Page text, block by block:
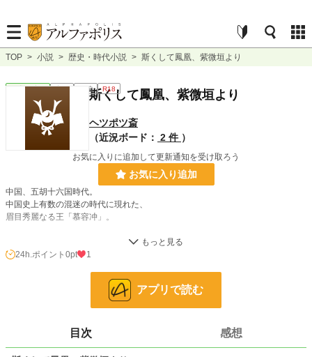
TOP > 小説 > 歴史・時代小説 > 斯くして鳳凰、紫微垣より
歴史・時代 完結 短編 R18
斯くして鳳凰、紫微垣より
ヘツポツ斎
（近況ボード： 2 件 ）
お気に入りに追加して更新通知を受け取ろう
お気に入り追加
中国、五胡十六国時代。
中国史上有数の混迷の時代に現れた、
眉目秀麗なる王「慕容冲」。
この物語は、慕容沖の祖の数奇な生涯を追う。
228,843 位 / 228,843 件
3,224 位 / 3,224 件
24h.ポイント 0 pt
24h.ポイント 0pt 1
アプリで読む
目次 感想